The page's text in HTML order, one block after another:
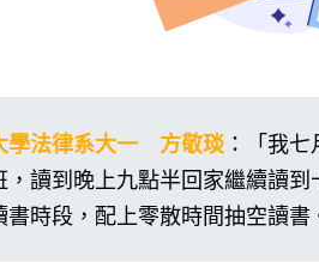
學法律系大一 方敬琰 ：「我
，讀到晚上九點半回家繼續讀
時段，配上零散時間抽空讀書